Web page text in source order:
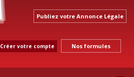
Publiez votre Annonce Légale
Créer votre compte Nos formules